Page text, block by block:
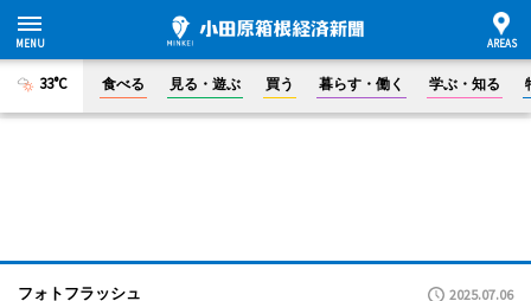
33°C 食べる 見る・遊ぶ 買う 暮らす・働く 学ぶ・知る
フォトフラッシュ 2025.07.06